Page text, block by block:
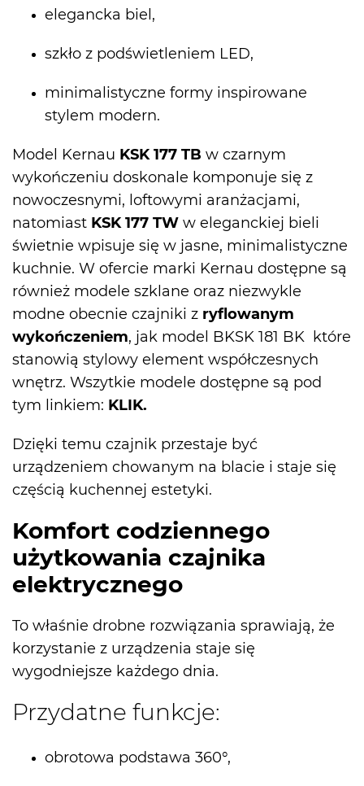
elegancka biel,
szkło z podświetleniem LED,
minimalistyczne formy inspirowane
stylem modern.
Model Kernau KSK 177 TB w czarnym
wykończeniu doskonale komponuje się z
nowoczesnymi, loftowymi aranżacjami,
natomiast KSK 177 TW w eleganckiej bieli
świetnie wpisuje się w jasne, minimalistyczne
kuchnie. W ofercie marki Kernau dostępne są
również modele szklane oraz niezwykle
modne obecnie czajniki z ryflowanym
wykończeniem, jak model BKSK 181 BK które
stanowią stylowy element współczesnych
wnętrz. Wszytkie modele dostępne są pod
tym linkiem: KLIK.
Dzięki temu czajnik przestaje być
urządzeniem chowanym na blacie i staje się
częścią kuchennej estetyki.
Komfort codziennego
użytkowania czajnika
elektrycznego
To właśnie drobne rozwiązania sprawiają, że
korzystanie z urządzenia staje się
wygodniejsze każdego dnia.
Przydatne funkcje:
obrotowa podstawa 360°,